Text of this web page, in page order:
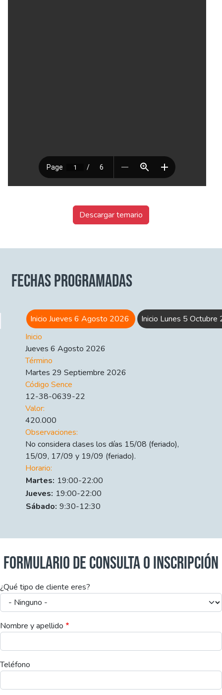
Descargar temario
FECHAS PROGRAMADAS
Inicio Jueves 6 Agosto 2026
Inicio Lunes 5
Inicio
Jueves 6 Agosto 2026
Término
Martes 29 Septiembre 2026
Código Sence
12-38-0639-22
Valor:
420.000
Observaciones:
No considera clases los días 15/08 (feriado),
15/09, 17/09 y 19/09 (feriado).
Horario:
Día
Time slot
Comment
Martes: 19:00-22:00
Jueves: 19:00-22:00
Sábado: 9:30-12:30
FORMULARIO DE CONSULTA O INSCRIPCIÓN
¿Qué tipo de cliente eres?
Nombre y apellido
Teléfono